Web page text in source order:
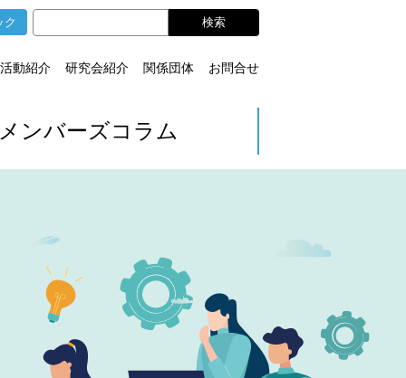
ク
活動紹介 研究会紹介 関係団体 お問合せ
メンバーズコラム